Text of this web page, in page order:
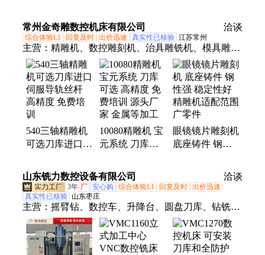
脑锣 可选配刀
库
刀库 操作方便
支持定制
盘刀库 广数系
统
常州金奇雕数控机床有限公司 洽谈
综合体验L1 回复及时 出价迅速 真实性已核验 江苏常州
主营： 精雕机、数控雕刻机、治具雕铣机、模具雕铣
机、花辊雕刻机、辊雕机
540三轴精雕机
可选刀库进口伺
精度 免费培训
10080精雕机 宝
元系统 刀库可
培训 源头厂家
金属等加工
眼镜镜片雕刻机
底座铸件 钢性
雕机适配范围广
零件
山东铣力数控设备有限公司 洽谈
3年 厂 安心购 综合体验L1 回复及时 出价迅速
真实性已核验 山东枣庄
主营： 摇臂钻、数控车、升降台、圆盘刀库、钻铣
床、炮塔铣床、金属设备、切削机床、马鞍车床、数
控钻床、旋转铣床、钻铣机床、卧式刨床、数控铣
床、钢筋锯床、金属车削、刨削机床、自动齿轮、牛